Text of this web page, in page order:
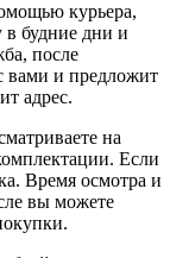
курьера,
в будние дни и
после
вами и предложит
адрес.
на
Если
Время осмотра и
вы можете